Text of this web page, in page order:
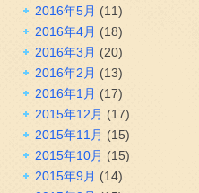
2016年5月 (11)
2016年4月 (18)
2016年3月 (20)
2016年2月 (13)
2016年1月 (17)
2015年12月 (17)
2015年11月 (15)
2015年10月 (15)
2015年9月 (14)